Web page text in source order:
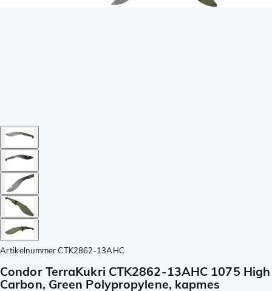
Artikelnummer CTK2862-13AHC
Condor TerraKukri CTK2862-13AHC 1075 High
Carbon, Green Polypropylene, kapmes